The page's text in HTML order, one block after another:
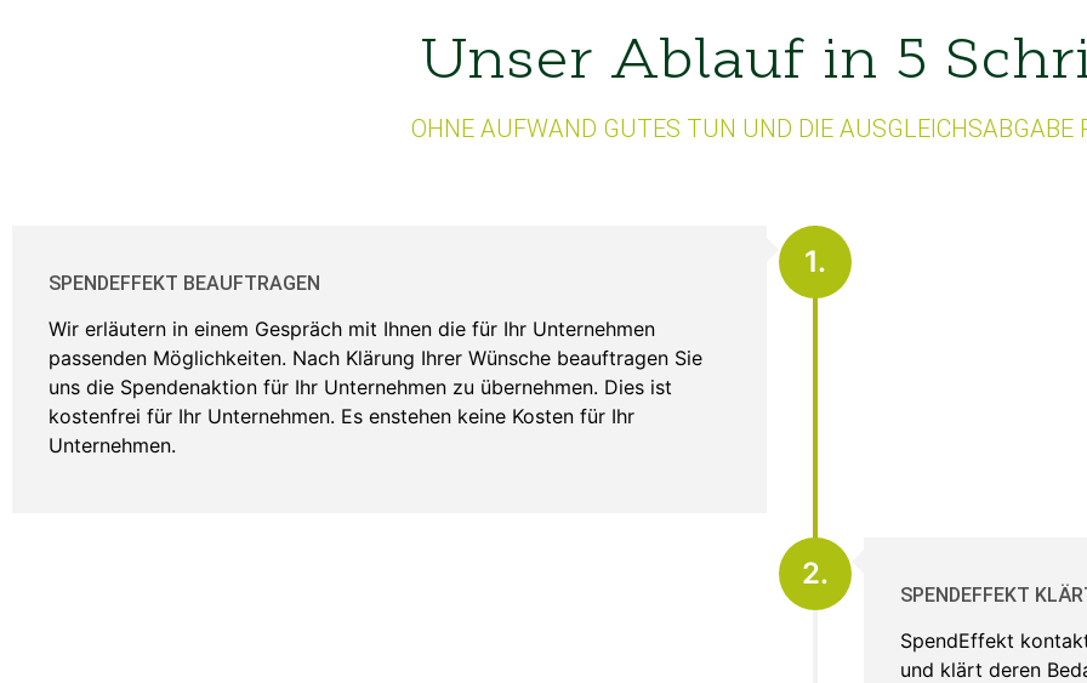
Unser Ablauf in 5
OHNE AUFWAND GUTES TUN UND DIE AUSGLEICHSABGABE
SPENDEFFEKT BEAUFTRAGEN
Wir erläutern in einem Gespräch mit Ihnen die für Ihr Unternehmen
passenden Möglichkeiten. Nach Klärung Ihrer Wünsche beauftragen Sie
uns die Spendenaktion für Ihr Unternehmen zu übernehmen. Dies ist
kostenfrei für Ihr Unternehmen. Es enstehen keine Kosten für Ihr
Unternehmen.
1.
SPENDEFFEKT
SpendEffekt
und klärt deren
2.